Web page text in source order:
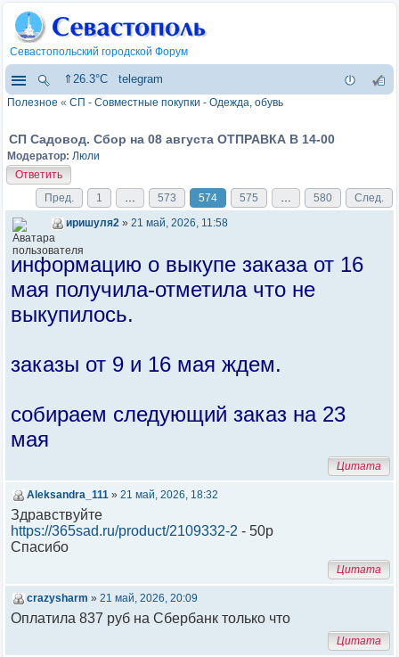
Севастопольский городской Форум
⇑26.3°C telegram
Полезное « СП - Совместные покупки - Одежда, обувь
СП Садовод. Сбор на 08 августа ОТПРАВКА В 14-00
Модератор: Люли
Ответить
Пред.
1 … 573 574 575 … 580 След.
иришуля2 » 21 май, 2026, 11:58
информацию о выкупе заказа от 16
мая получила-отметила что не
выкупилось.
заказы от 9 и 16 мая ждем.
собираем следующий заказ на 23
мая
Цитата
Aleksandra_111 » 21 май, 2026, 18:32
Здравствуйте
https://365sad.ru/product/2109332-2 - 50р
Спасибо
Цитата
crazysharm » 21 май, 2026, 20:09
Оплатила 837 руб на Сбербанк только что
Цитата